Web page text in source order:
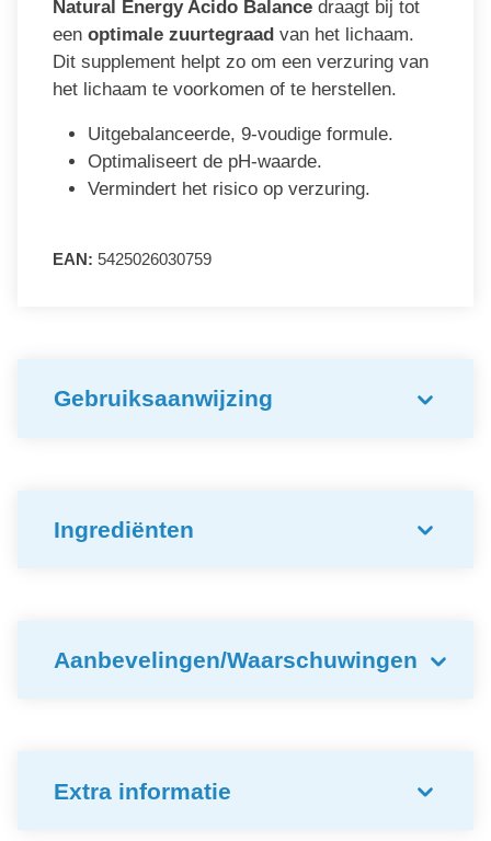
Natural Energy Acido Balance draagt bij tot
een optimale zuurtegraad van het lichaam.
Dit supplement helpt zo om een verzuring van
het lichaam te voorkomen of te herstellen.
Uitgebalanceerde, 9-voudige formule.
Optimaliseert de pH-waarde.
Vermindert het risico op verzuring.
EAN: 5425026030759
Gebruiksaanwijzing
Ingrediënten
Aanbevelingen/Waarschuwingen
Extra informatie